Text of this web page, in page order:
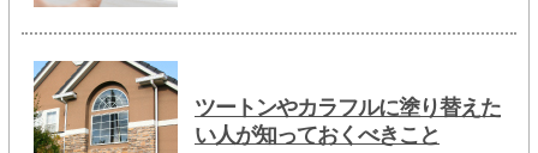
ツートンやカラフルに塗り替えた
い人が知っておくべきこと